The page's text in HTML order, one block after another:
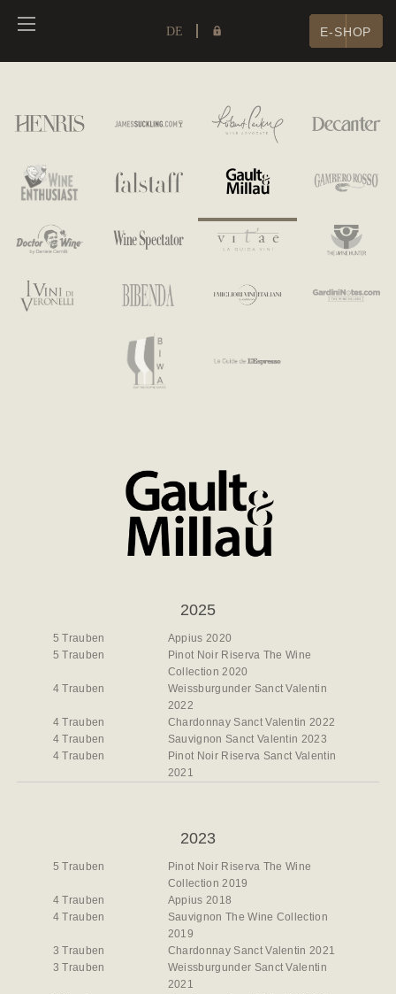
DE E-SHOP
2025
5 Trauben
Appius 2020
5 Trauben
Pinot Noir Riserva The Wine
Collection 2020
4 Trauben
Weissburgunder Sanct Valentin
2022
4 Trauben
Chardonnay Sanct Valentin 2022
4 Trauben
Sauvignon Sanct Valentin 2023
4 Trauben
Pinot Noir Riserva Sanct Valentin
2021
2023
5 Trauben
Pinot Noir Riserva The Wine
Collection 2019
4 Trauben
Appius 2018
4 Trauben
Sauvignon The Wine Collection
2019
3 Trauben
Chardonnay Sanct Valentin 2021
3 Trauben
Weissburgunder Sanct Valentin
2021